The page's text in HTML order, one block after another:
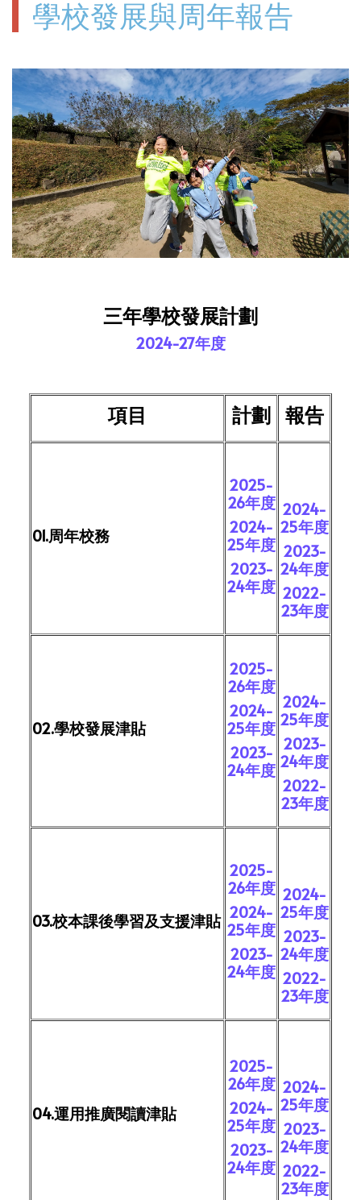
學校發展與周年報告
三年學校發展計劃
2024-27年度
項目 計劃 報告
01.周年校務
2025-
26年度
2024-
25年度
2023-
24年度
2024-
25年度
2023-
24年度
2022-
23年度
02.學校發展津貼
2025-
26年度
2024-
25年度
2023-
24年度
2024-
25年度
2023-
24年度
2022-
23年度
03.校本課後學習及支援津貼
2025-
26年度
2024-
25年度
2023-
24年度
2024-
25年度
2023-
24年度
2022-
23年度
04.運用推廣閱讀津貼
2025-
26年度
2024-
25年度
2023-
24年度
2024-
25年度
2023-
24年度
2022-
23年度